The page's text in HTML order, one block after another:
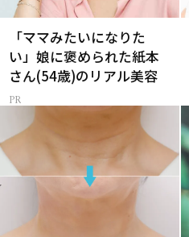
「ママみたいになりた
い」娘に褒められた紙本
さん(54歳)のリアル美容